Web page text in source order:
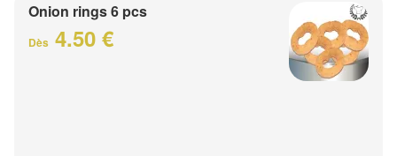
Onion rings 6 pcs
Dès 4.50 €